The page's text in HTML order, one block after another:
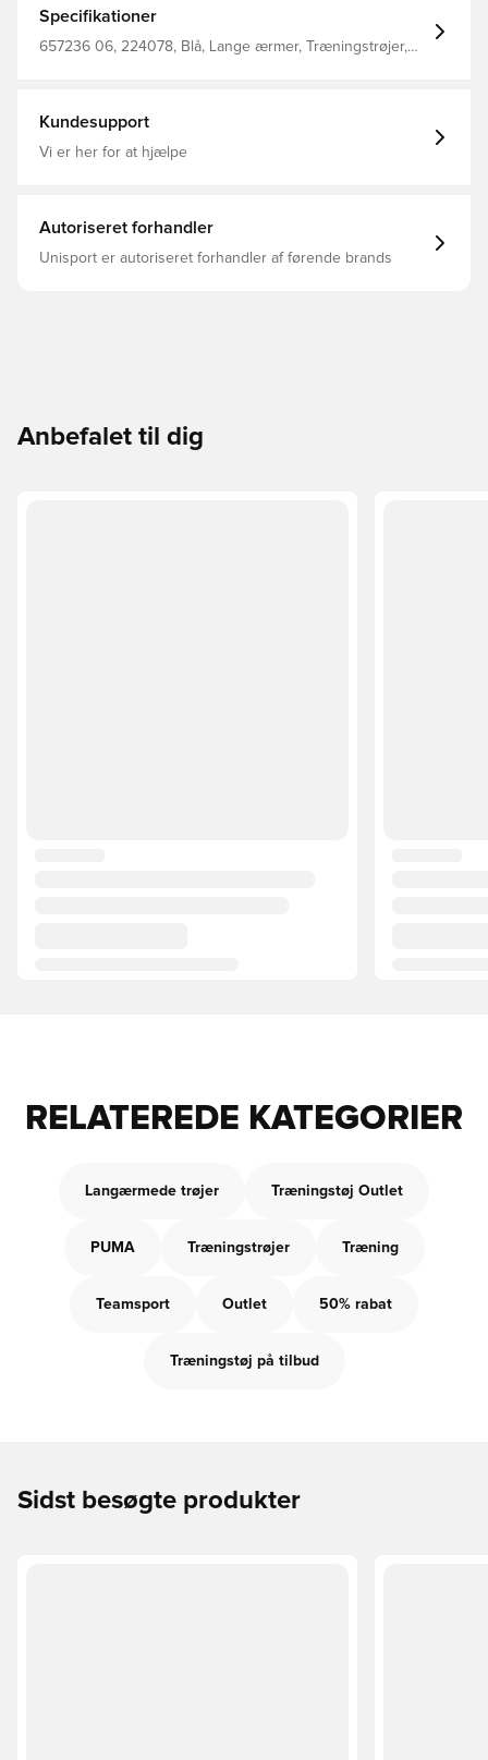
Specifikationer
657236 06, 224078, Blå, Lange ærmer, Træningstrøjer,
(Fun/001)
Kundesupport
Vi er her for at hjælpe
Autoriseret forhandler
Unisport er autoriseret forhandler af førende brands
Anbefalet til dig
RELATEREDE KATEGORIER
Langærmede trøjer Træningstøj Outlet
PUMA Træningstrøjer Træning
Teamsport Outlet 50% rabat
Træningstøj på tilbud
Sidst besøgte produkter